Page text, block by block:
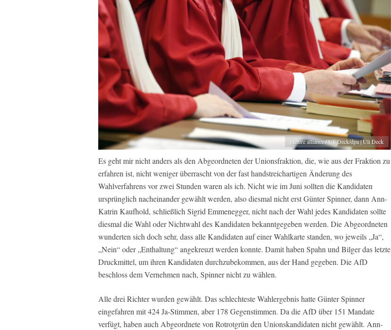
picture alliance / Uli Deck/dpa | Uli Deck
Es geht mir nicht anders als den Abgeordneten der Unionsfraktion, die, wie aus der Fraktion zu
erfahren ist, nicht weniger überrascht von der fast handstreichartigen Änderung des
Wahlverfahrens vor zwei Stunden waren als ich. Nicht wie im Juni sollten die Kandidaten
ursprünglich nacheinander gewählt werden, also diesmal nicht erst Günter Spinner, dann Ann-
Katrin Kaufhold, schließlich Sigrid Emmenegger, nicht nach der Wahl jedes Kandidaten sollte
diesmal die Wahl oder Nichtwahl des Kandidaten bekanntgegeben werden. Die Abgeordneten
wunderten sich doch sehr, dass alle Kandidaten auf einer Wahlkarte standen, wo jeweils „Ja“,
„Nein“ oder „Enthaltung“ angekreuzt werden konnte. Damit haben Spahn und Bilger das letzte
Druckmittel, um ihren Kandidaten durchzubekommen, aus der Hand gegeben. Die AfD
beschloss dem Vernehmen nach, Spinner nicht zu wählen.
Alle drei Richter wurden gewählt. Das schlechteste Wahlergebnis hatte Günter Spinner
eingefahren mit 424 Ja-Stimmen, aber 178 Gegenstimmen. Da die AfD über 151 Mandate
verfügt, haben auch Abgeordnete von Rotrotgrün den Unionskandidaten nicht gewählt. Ann-